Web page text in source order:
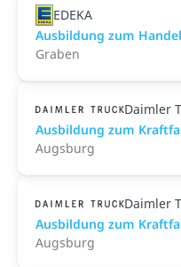
EDEKA
Ausbildung zum
Graben
Daimler
Ausbildung zum
Augsburg
Daimler
Ausbildung zum
Augsburg